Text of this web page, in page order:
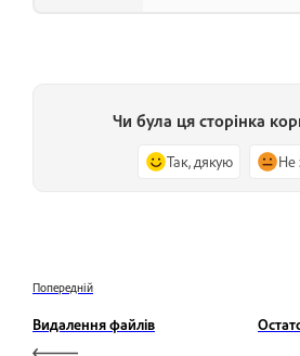
Чи була ця сторінка
Так, дякую Не
Попередній
Видалення файлів